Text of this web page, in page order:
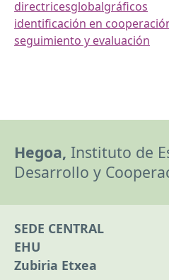
directricesglobalgráficos
identificación en
seguimiento y evaluación
Hegoa, Instituto de
Desarrollo y
SEDE CENTRAL
EHU
Zubiria Etxea